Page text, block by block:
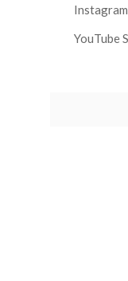
YouTube